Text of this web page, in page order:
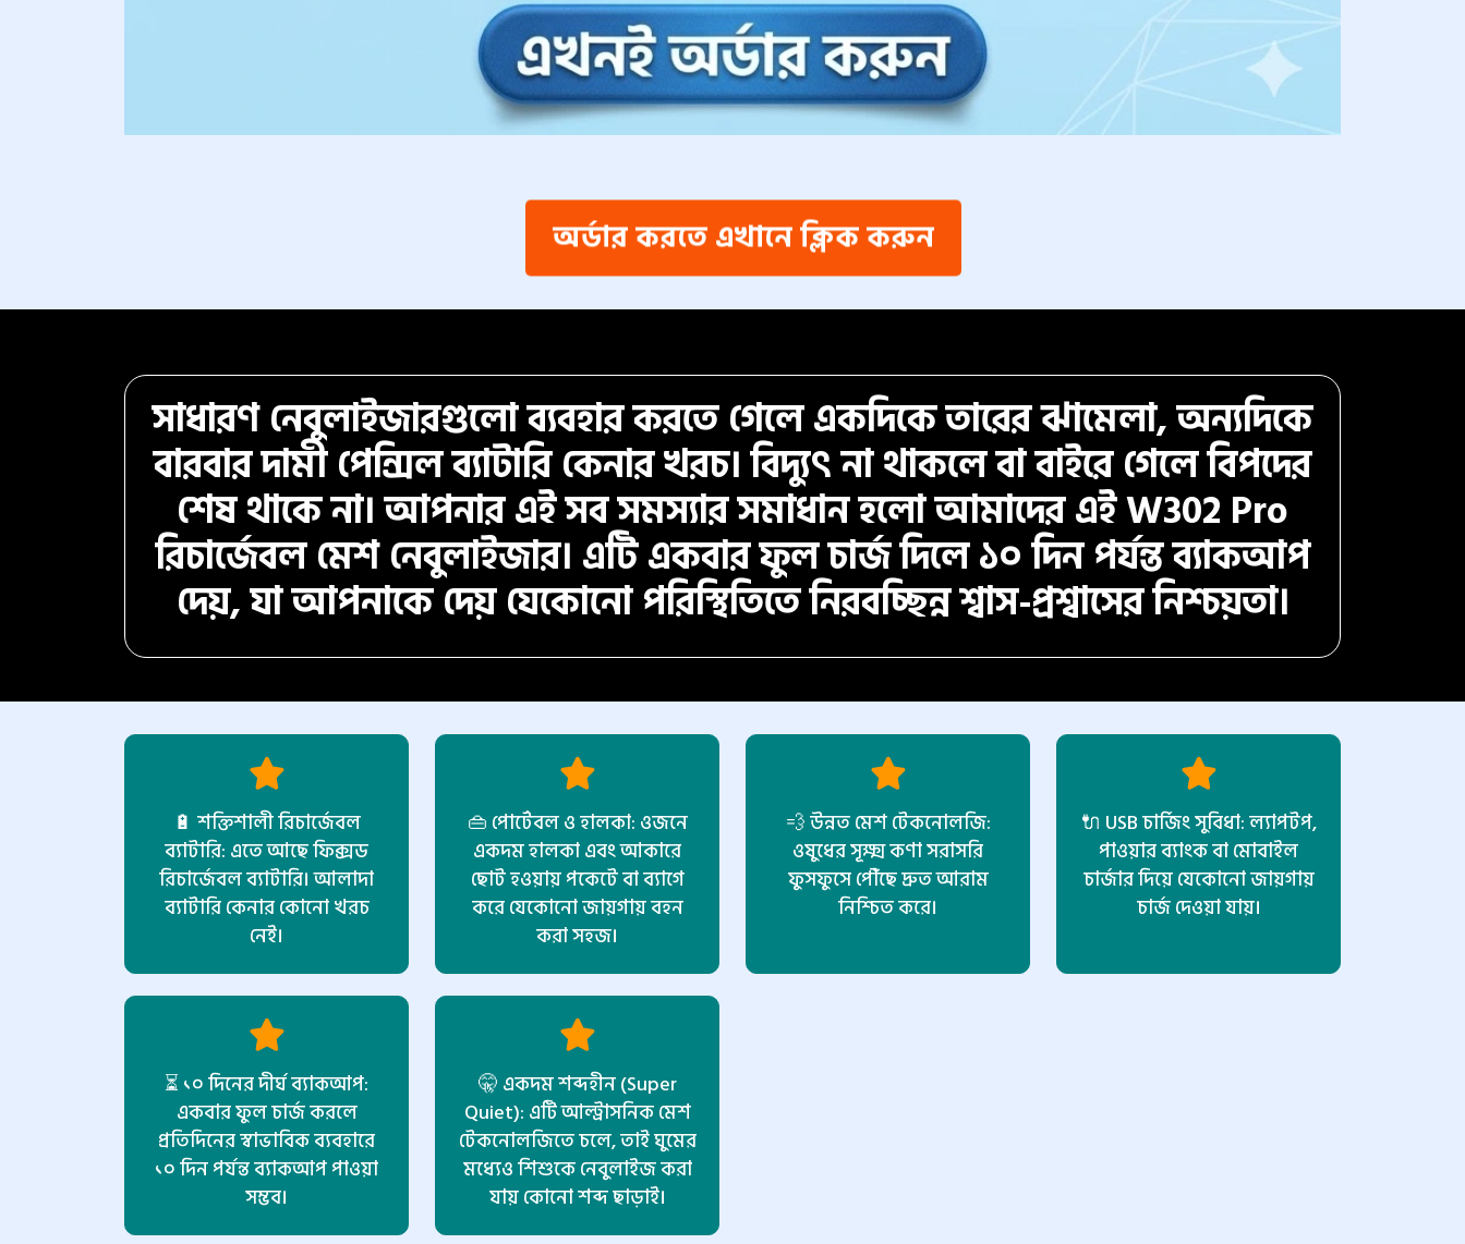
অর্ডার করতে এখানে ক্লিক করুন
সাধারণ নেবুলাইজারগুলো ব্যবহার করতে গেলে একদিকে তারের ঝামেলা, অন্যদিকে
বারবার দামী পেন্সিল ব্যাটারি কেনার খরচ। বিদ্যুৎ না থাকলে বা বাইরে গেলে বিপদের
শেষ থাকে না। আপনার এই সব সমস্যার সমাধান হলো আমাদের এই W302 Pro
রিচার্জেবল মেশ নেবুলাইজার। এটি একবার ফুল চার্জ দিলে ১০ দিন পর্যন্ত ব্যাকআপ
দেয়, যা আপনাকে দেয় যেকোনো পরিস্থিতিতে নিরবচ্ছিন্ন শ্বাস-প্রশ্বাসের নিশ্চয়তা।
🔋 শক্তিশালী রিচার্জেবল
ব্যাটারি: এতে আছে ফিক্সড
রিচার্জেবল ব্যাটারি। আলাদা
ব্যাটারি কেনার কোনো খরচ
নেই।
👜 পোর্টেবল ও হালকা: ওজনে
একদম হালকা এবং আকারে
ছোট হওয়ায় পকেটে বা ব্যাগে
করে যেকোনো জায়গায় বহন
করা সহজ।
💨 উন্নত মেশ টেকনোলজি:
ওষুধের সূক্ষ্ম কণা সরাসরি
ফুসফুসে পৌঁছে দ্রুত আরাম
নিশ্চিত করে।
🔌 USB চার্জিং সুবিধা: ল্যাপটপ,
পাওয়ার ব্যাংক বা মোবাইল
চার্জার দিয়ে যেকোনো জায়গায়
চার্জ দেওয়া যায়।
⏳ ১০ দিনের দীর্ঘ ব্যাকআপ:
একবার ফুল চার্জ করলে
প্রতিদিনের স্বাভাবিক ব্যবহারে
১০ দিন পর্যন্ত ব্যাকআপ পাওয়া
সম্ভব।
🤫 একদম শব্দহীন (Super
Quiet): এটি আল্ট্রাসনিক মেশ
টেকনোলজিতে চলে, তাই ঘুমের
মধ্যেও শিশুকে নেবুলাইজ করা
যায় কোনো শব্দ ছাড়াই।